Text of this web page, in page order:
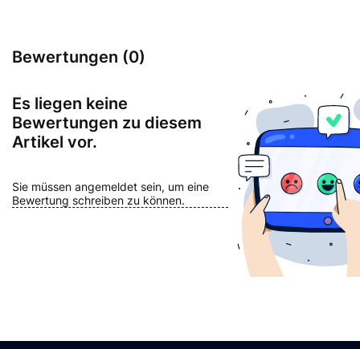
Bewertungen (0)
Es liegen keine
Bewertungen zu diesem
Artikel vor.
Sie müssen angemeldet sein, um eine
Bewertung schreiben zu können.